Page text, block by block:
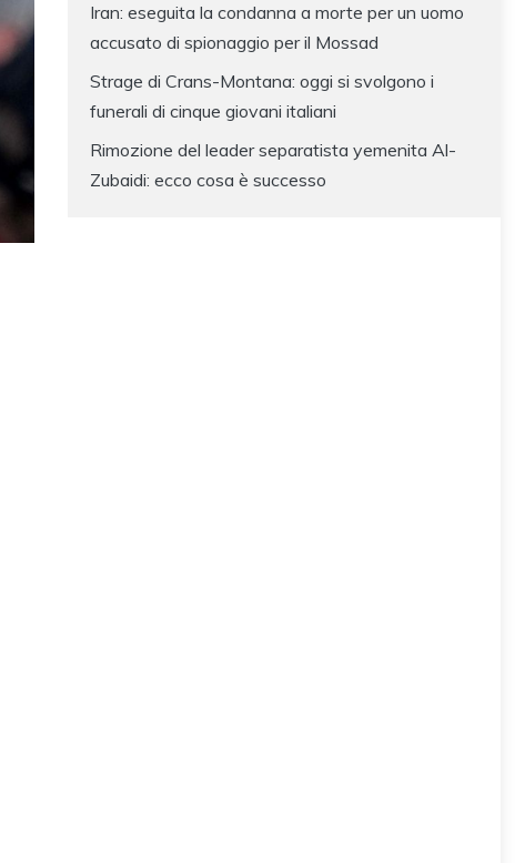
Iran: eseguita la condanna a morte per un uomo
accusato di spionaggio per il Mossad
Strage di Crans-Montana: oggi si svolgono i
funerali di cinque giovani italiani
Rimozione del leader separatista yemenita Al-
Zubaidi: ecco cosa è successo